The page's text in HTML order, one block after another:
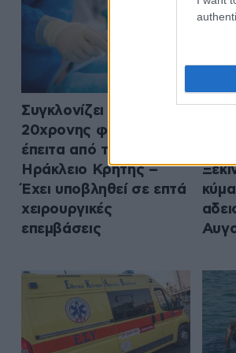
Συγκλονίζει η μάχη
20χρονης φοιτήτριας
έπειτα από τροχαίο στο
Ηράκλειο Κρήτης –
Έχει υποβληθεί σε επτά
χειρουργικές
επεμβάσεις